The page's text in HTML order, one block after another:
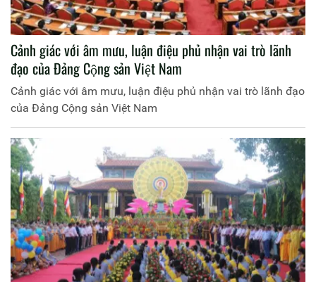
Cảnh giác với âm mưu, luận điệu phủ nhận vai trò lãnh
đạo của Đảng Cộng sản Việt Nam
Cảnh giác với âm mưu, luận điệu phủ nhận vai trò lãnh đạo
của Đảng Cộng sản Việt Nam